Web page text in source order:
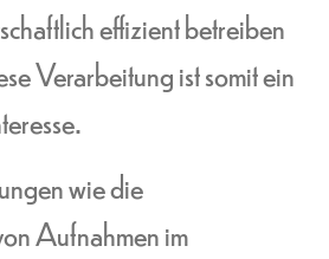
effizient betreiben
Verarbeitung ist somit ein
wie die
Aufnahmen im